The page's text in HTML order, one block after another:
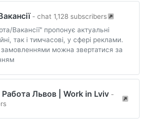
- chat 1,128 subscribers
Вакансії" пропонує актуальні
так і тимчасові, у сфері реклами.
можна звертатися за
Работа Львов | Work in Lviv -